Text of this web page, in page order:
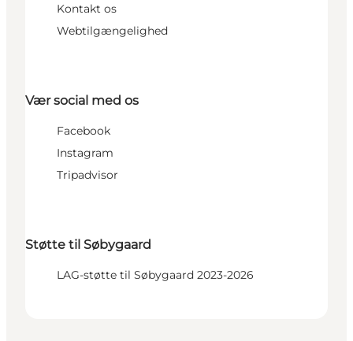
Kontakt os
Webtilgængelighed
Vær social med os
Facebook
Instagram
Tripadvisor
Støtte til Søbygaard
LAG-støtte til Søbygaard 2023-2026